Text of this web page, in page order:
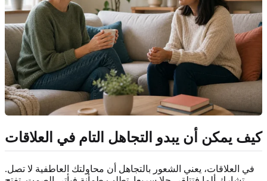
كيف يمكن أن يبدو التجاهل التام في العلاقات
في العلاقات، يعني الشعور بالتجاهل أن محاولتك العاطفية لا تصل.